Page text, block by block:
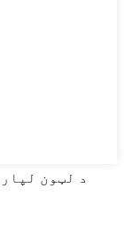
د لټون